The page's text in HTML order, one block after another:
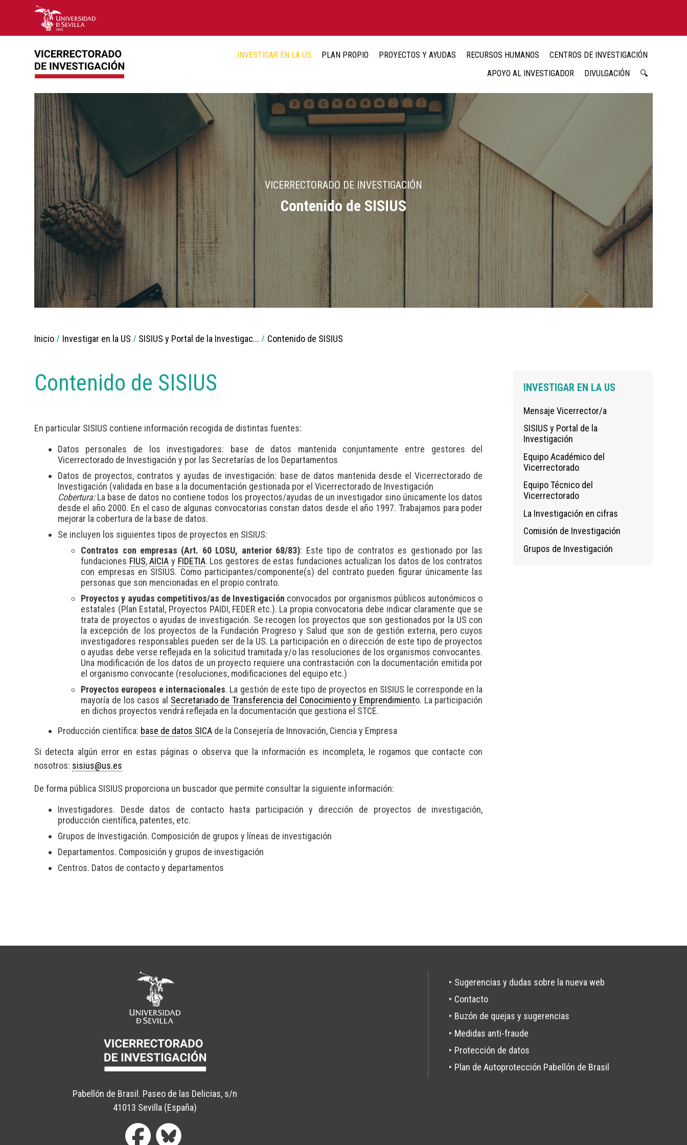
INVESTIGAR EN LA US PLAN PROPIO PROYECTOS Y AYUDAS RECURSOS HUMANOS
CENTROS DE INVESTIGACIÓN
APOYO AL INVESTIGADOR
DIVULGACIÓN 🔍
VICERRECTORADO DE INVESTIGACIÓN
Contenido de SISIUS
Breadcrumbs
You
Inicio Investigar en la US SISIUS y Portal de la Investigac... Contenido de SISIUS
Contenido de SISIUS
En particular SISIUS contiene información recogida de distintas fuentes:
Datos personales de los investigadores: base de datos mantenida conjuntamente entre gestores del
Vicerrectorado de Investigación y por las Secretarías de los Departamentos
Datos de proyectos, contratos y ayudas de investigación: base de datos mantenida desde el Vicerrectorado de
Investigación (validada en base a la documentación gestionada por el Vicerrectorado de Investigación
Cobertura:La base de datos no contiene todos los proyectos/ayudas de un investigador sino únicamente los datos
desde el año 2000. En el caso de algunas convocatorias constan datos desde el año 1997. Trabajamos para poder
mejorar la cobertura de la base de datos.
Se incluyen los siguientes tipos de proyectos en SISIUS:
Contratos con empresas (Art. 60 LOSU, anterior 68/83): Este tipo de contratos es gestionado por las
fundaciones FIUS,AICIA y FIDETIA. Los gestores de estas fundaciones actualizan los datos de los contratos
con empresas en SISIUS. Como participantes/componente(s) del contrato pueden figurar únicamente las
personas que son mencionadas en el propio contrato.
Proyectos y ayudas competitivos/as de Investigación convocados por organismos públicos autonómicos o
estatales (Plan Estatal, Proyectos PAIDI, FEDER etc.). La propia convocatoria debe indicar claramente que se
trata de proyectos o ayudas de investigación. Se recogen los proyectos que son gestionados por la US con
la excepción de los proyectos de la Fundación Progreso y Salud que son de gestión externa, pero cuyos
investigadores responsables pueden ser de la US. La participación en o dirección de este tipo de proyectos
o ayudas debe verse reflejada en la solicitud tramitada y/o las resoluciones de los organismos convocantes.
Una modificación de los datos de un proyecto requiere una contrastación con la documentación emitida por
el organismo convocante (resoluciones, modificaciones del equipo etc.)
Proyectos europeos e internacionales. La gestión de este tipo de proyectos en SISIUS le corresponde en la
mayoría de los casos al Secretariado de Transferencia del Conocimiento y Emprendimiento. La participación
en dichos proyectos vendrá reflejada en la documentación que gestiona el STCE.
Producción científica: base de datos SICAde la Consejería de Innovación, Ciencia y Empresa
Si detecta algún error en estas páginas o observa que la información es incompleta, le rogamos que contacte con
nosotros: sisius@us.es
De forma pública SISIUS proporciona un buscador que permite consultar la siguiente información:
Investigadores. Desde datos de contacto hasta participación y dirección de proyectos de investigación,
producción científica, patentes, etc.
Grupos de Investigación. Composición de grupos y líneas de investigación
Departamentos. Composición y grupos de investigación
Centros. Datos de contacto y departamentos
Navegación
INVESTIGAR EN LA US
Mensaje Vicerrector/a
SISIUS y Portal de la
Investigación
Equipo Académico del
Vicerrectorado
Equipo Técnico del
Vicerrectorado
La Investigación en cifras
Comisión de Investigación
Grupos de Investigación
Pabellón de Brasil. Paseo de las Delicias, s/n
41013 Sevilla (España)
página
‣ Sugerencias y dudas sobre la nueva web
‣ Contacto
‣ Buzón de quejas y sugerencias
‣ Medidas anti-fraude
‣ Protección de datos
‣ Plan de Autoprotección Pabellón de Brasil